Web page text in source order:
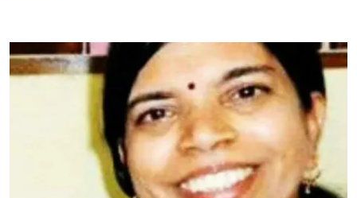
सिनेमा